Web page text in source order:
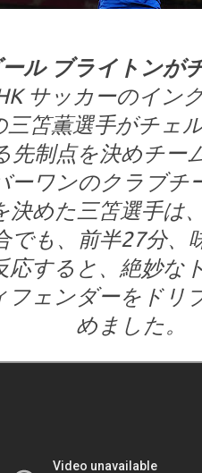
ル ブライトンが
サッカーのイン
笘薫選手がチェ
先制点を決めチー
ーワンのクラブチ
決めた三笘選手は
でも、前半27分、
応すると、絶妙な
フェンダーをドリ
めました。